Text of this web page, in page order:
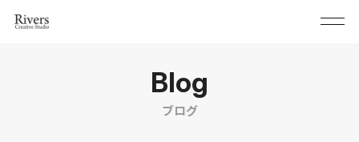
Blog
ブログ